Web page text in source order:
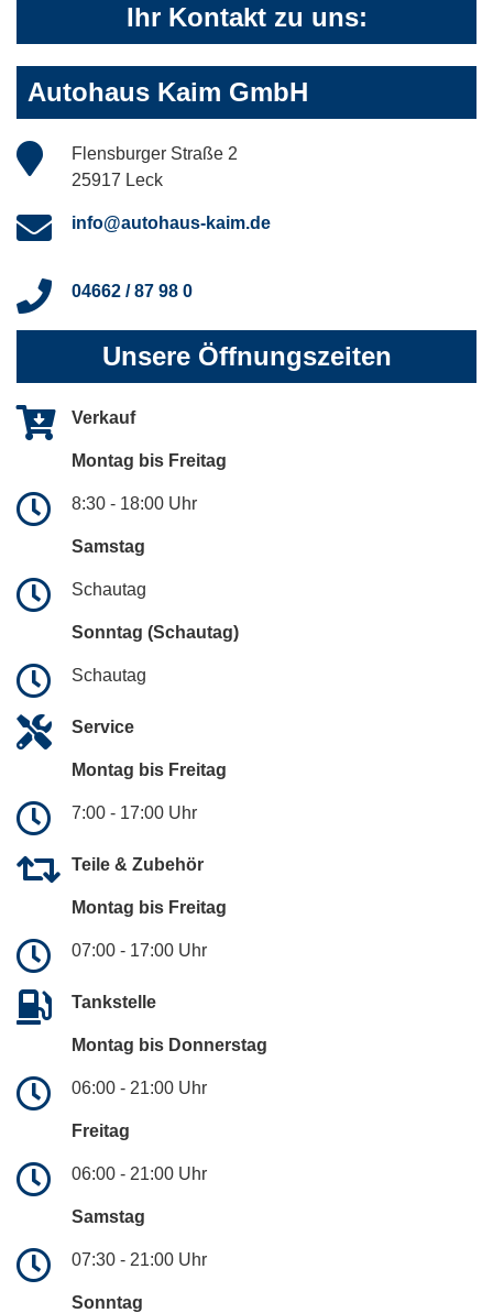
Ihr Kontakt zu uns:
Autohaus Kaim GmbH
Flensburger Straße 2
25917 Leck
info@autohaus-kaim.de
04662 / 87 98 0
Unsere Öffnungszeiten
Verkauf
Montag bis Freitag
8:30 - 18:00 Uhr
Samstag
Schautag
Sonntag (Schautag)
Schautag
Service
Montag bis Freitag
7:00 - 17:00 Uhr
Teile & Zubehör
Montag bis Freitag
07:00 - 17:00 Uhr
Tankstelle
Montag bis Donnerstag
06:00 - 21:00 Uhr
Freitag
06:00 - 21:00 Uhr
Samstag
07:30 - 21:00 Uhr
Sonntag